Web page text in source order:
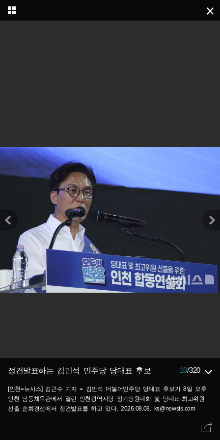
정견발표하는 김민석 민주당 당대표 후보 10/320
[인천=뉴시스] 김근수 기자 = 김민석 더불어민주당 당대표 후보가 8일 오후
인천 남동체육관에서 열린 인천광역시당 정기당원대회 및 당대표·최고위원
선출 순회경선에서 정견발표를 하고 있다. 2026.08.08. ks@newsis.com